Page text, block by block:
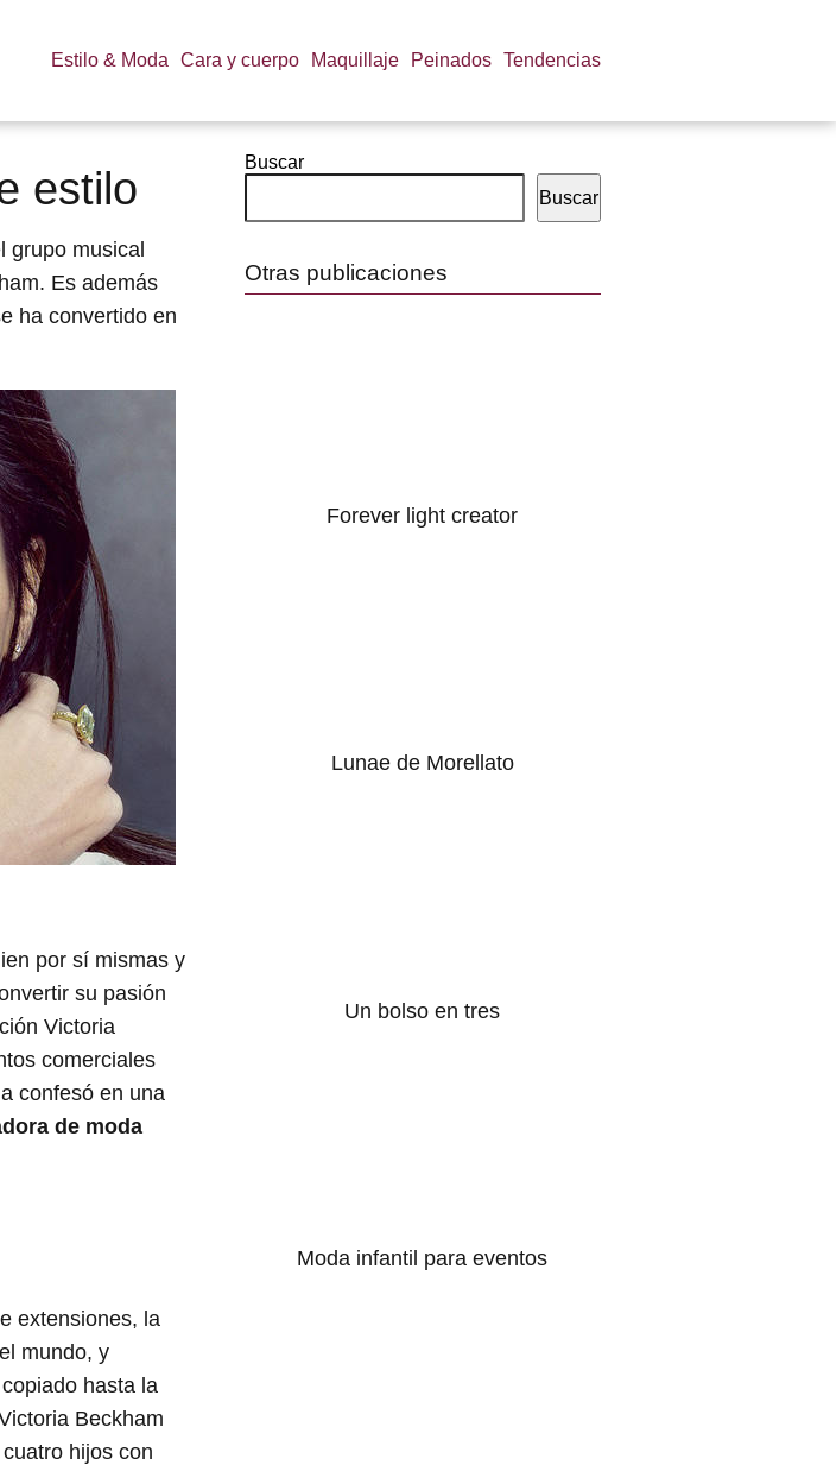
Estilo & Moda Cara y cuerpo Maquillaje Peinados Tendencias
estilo
grupo musical
Es además
ha convertido en
por sí mismas y
su pasión
Victoria
comerciales
confesó en una
de moda
extensiones, la
mundo, y
hasta la
Beckham
hijos con
Buscar
Buscar
Otras publicaciones
Forever light creator
Lunae de Morellato
Un bolso en tres
Moda infantil para eventos